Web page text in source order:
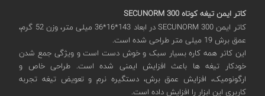
کاتر ایمن تیغه کوتاه SECUNORM 300
کاتر ایمن SECUNORM 300 در ابعاد 143*16*36 میلی متر، وزن 52 گرم،
عمق برش 19 میلی متر طراحی شده است.
این کاتر همه کاره بسیار سبک و خوش دست است و ویژگی جمع شدن
خودکار تیغه ها باعث افزایش ایمنی شده است. طراحی خاص و
ارگونومیک، افزایش عمق برش، دستگیره نرم و تعویض تیغه تجربه
کاربری این ابزار را افزایش داده است.